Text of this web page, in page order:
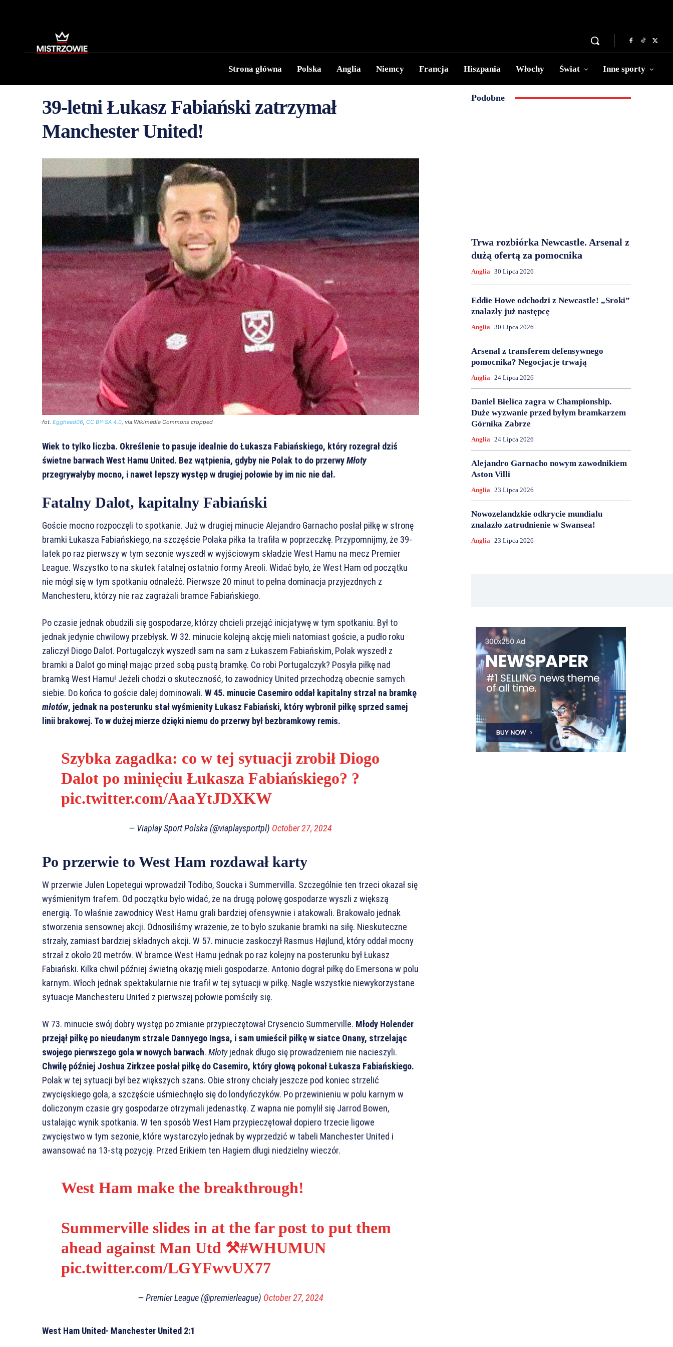
Strona główna Polska Anglia Niemcy Francja Hiszpania Włochy Świat Inne sporty
39-letni Łukasz Fabiański zatrzymał
Manchester United!
fot. Egghead06 CC BY-SA 4.0 , via Wikimedia Commons cropped
Wiek to tylko liczba. Określenie to pasuje idealnie do Łukasza Fabiańskiego, który rozegrał dziś
świetne barwach West Hamu United. Bez wątpienia, gdyby nie Polak to do przerwyMłoty
przegrywałyby mocno, i nawet lepszy występ w drugiej połowie by im nic nie dał.
Fatalny Dalot, kapitalny Fabiański
Goście mocno rozpoczęli to spotkanie. Już w drugiej minucie Alejandro Garnacho posłał piłkę w stronę
bramki Łukasza Fabiańskiego, na szczęście Polaka piłka ta trafiła w poprzeczkę. Przypomnijmy, że 39-
latek po raz pierwszy w tym sezonie wyszedł w wyjściowym składzie West Hamu na mecz Premier
League. Wszystko to na skutek fatalnej ostatnio formy Areoli. Widać było, że West Ham od początku
nie mógł się w tym spotkaniu odnaleźć. Pierwsze 20 minut to pełna dominacja przyjezdnych z
Manchesteru, którzy nie raz zagrażali bramce Fabiańskiego.
Po czasie jednak obudzili się gospodarze, którzy chcieli przejąć inicjatywę w tym spotkaniu. Był to
jednak jedynie chwilowy przebłysk. W 32. minucie kolejną akcję mieli natomiast goście, a pudło roku
zaliczył Diogo Dalot. Portugalczyk wyszedł sam na sam z Łukaszem Fabiańskim, Polak wyszedł z
bramki a Dalot go minął mając przed sobą pustą bramkę. Co robi Portugalczyk? Posyła piłkę nad
bramką West Hamu! Jeżeli chodzi o skuteczność, to zawodnicy United przechodzą obecnie samych
siebie. Do końca to goście dalej dominowali. W 45. minucie Casemiro oddał kapitalny strzał na bramkę
młotów, jednak na posterunku stał wyśmienity Łukasz Fabiański, który wybronił piłkę sprzed samej
linii brakowej. To w dużej mierze dzięki niemu do przerwy był bezbramkowy remis.
Szybka zagadka: co w tej sytuacji zrobił Diogo
Dalot po minięciu Łukasza Fabiańskiego? ?
pic.twitter.com/AaaYtJDXKW
— Viaplay Sport Polska (@viaplaysportpl) October 27, 2024
Po przerwie to West Ham rozdawał karty
W przerwie Julen Lopetegui wprowadził Todibo, Soucka i Summervilla. Szczególnie ten trzeci okazał się
wyśmienitym trafem. Od początku było widać, że na drugą połowę gospodarze wyszli z większą
energią. To właśnie zawodnicy West Hamu grali bardziej ofensywnie i atakowali. Brakowało jednak
stworzenia sensownej akcji. Odnosiliśmy wrażenie, że to było szukanie bramki na siłę. Nieskuteczne
strzały, zamiast bardziej składnych akcji. W 57. minucie zaskoczył Rasmus Højlund, który oddał mocny
strzał z około 20 metrów. W bramce West Hamu jednak po raz kolejny na posterunku był Łukasz
Fabiański. Kilka chwil później świetną okazję mieli gospodarze. Antonio dograł piłkę do Emersona w polu
karnym. Włoch jednak spektakularnie nie trafił w tej sytuacji w piłkę. Nagle wszystkie niewykorzystane
sytuacje Manchesteru United z pierwszej połowie pomściły się.
W 73. minucie swój dobry występ po zmianie przypieczętował Crysencio Summerville. Młody Holender
przejął piłkę po nieudanym strzale Dannyego Ingsa, i sam umieścił piłkę w siatce Onany, strzelając
swojego pierwszego gola w nowych barwach. Młotyjednak długo się prowadzeniem nie nacieszyli.
Chwilę później Joshua Zirkzee posłał piłkę do Casemiro, który głową pokonał Łukasza Fabiańskiego.
Polak w tej sytuacji był bez większych szans. Obie strony chciały jeszcze pod koniec strzelić
zwycięskiego gola, a szczęście uśmiechnęło się do londyńczyków. Po przewinieniu w polu karnym w
doliczonym czasie gry gospodarze otrzymali jedenastkę. Z wapna nie pomylił się Jarrod Bowen,
ustalając wynik spotkania. W ten sposób West Ham przypieczętował dopiero trzecie ligowe
zwycięstwo w tym sezonie, które wystarczyło jednak by wyprzedzić w tabeli Manchester United i
awansować na 13-stą pozycję. Przed Erikiem ten Hagiem długi niedzielny wieczór.
West Ham make the breakthrough!
Summerville slides in at the far post to put them
ahead against Man Utd ⚒️#WHUMUN
pic.twitter.com/LGYFwvUX77
— Premier League (@premierleague) October 27, 2024
West Ham United- Manchester United 2:1
Podobne
Trwa rozbiórka Newcastle. Arsenal z
dużą ofertą za pomocnika
Anglia 30 Lipca 2026
Eddie Howe odchodzi z Newcastle! „Sroki”
znalazły już następcę
Anglia 30 Lipca 2026
Arsenal z transferem defensywnego
pomocnika? Negocjacje trwają
Anglia 24 Lipca 2026
Daniel Bielica zagra w Championship.
Duże wyzwanie przed byłym bramkarzem
Górnika Zabrze
Anglia 24 Lipca 2026
Alejandro Garnacho nowym zawodnikiem
Aston Villi
Anglia 23 Lipca 2026
Nowozelandzkie odkrycie mundialu
znalazło zatrudnienie w Swansea!
Anglia 23 Lipca 2026